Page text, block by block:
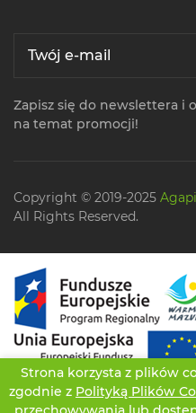
Strona korzysta z plików
zgodnie z Polityką Plików
Zapisz się do newslettera i
na temat promocji!
Copyright © 2019-2025
All Rights Reserved.